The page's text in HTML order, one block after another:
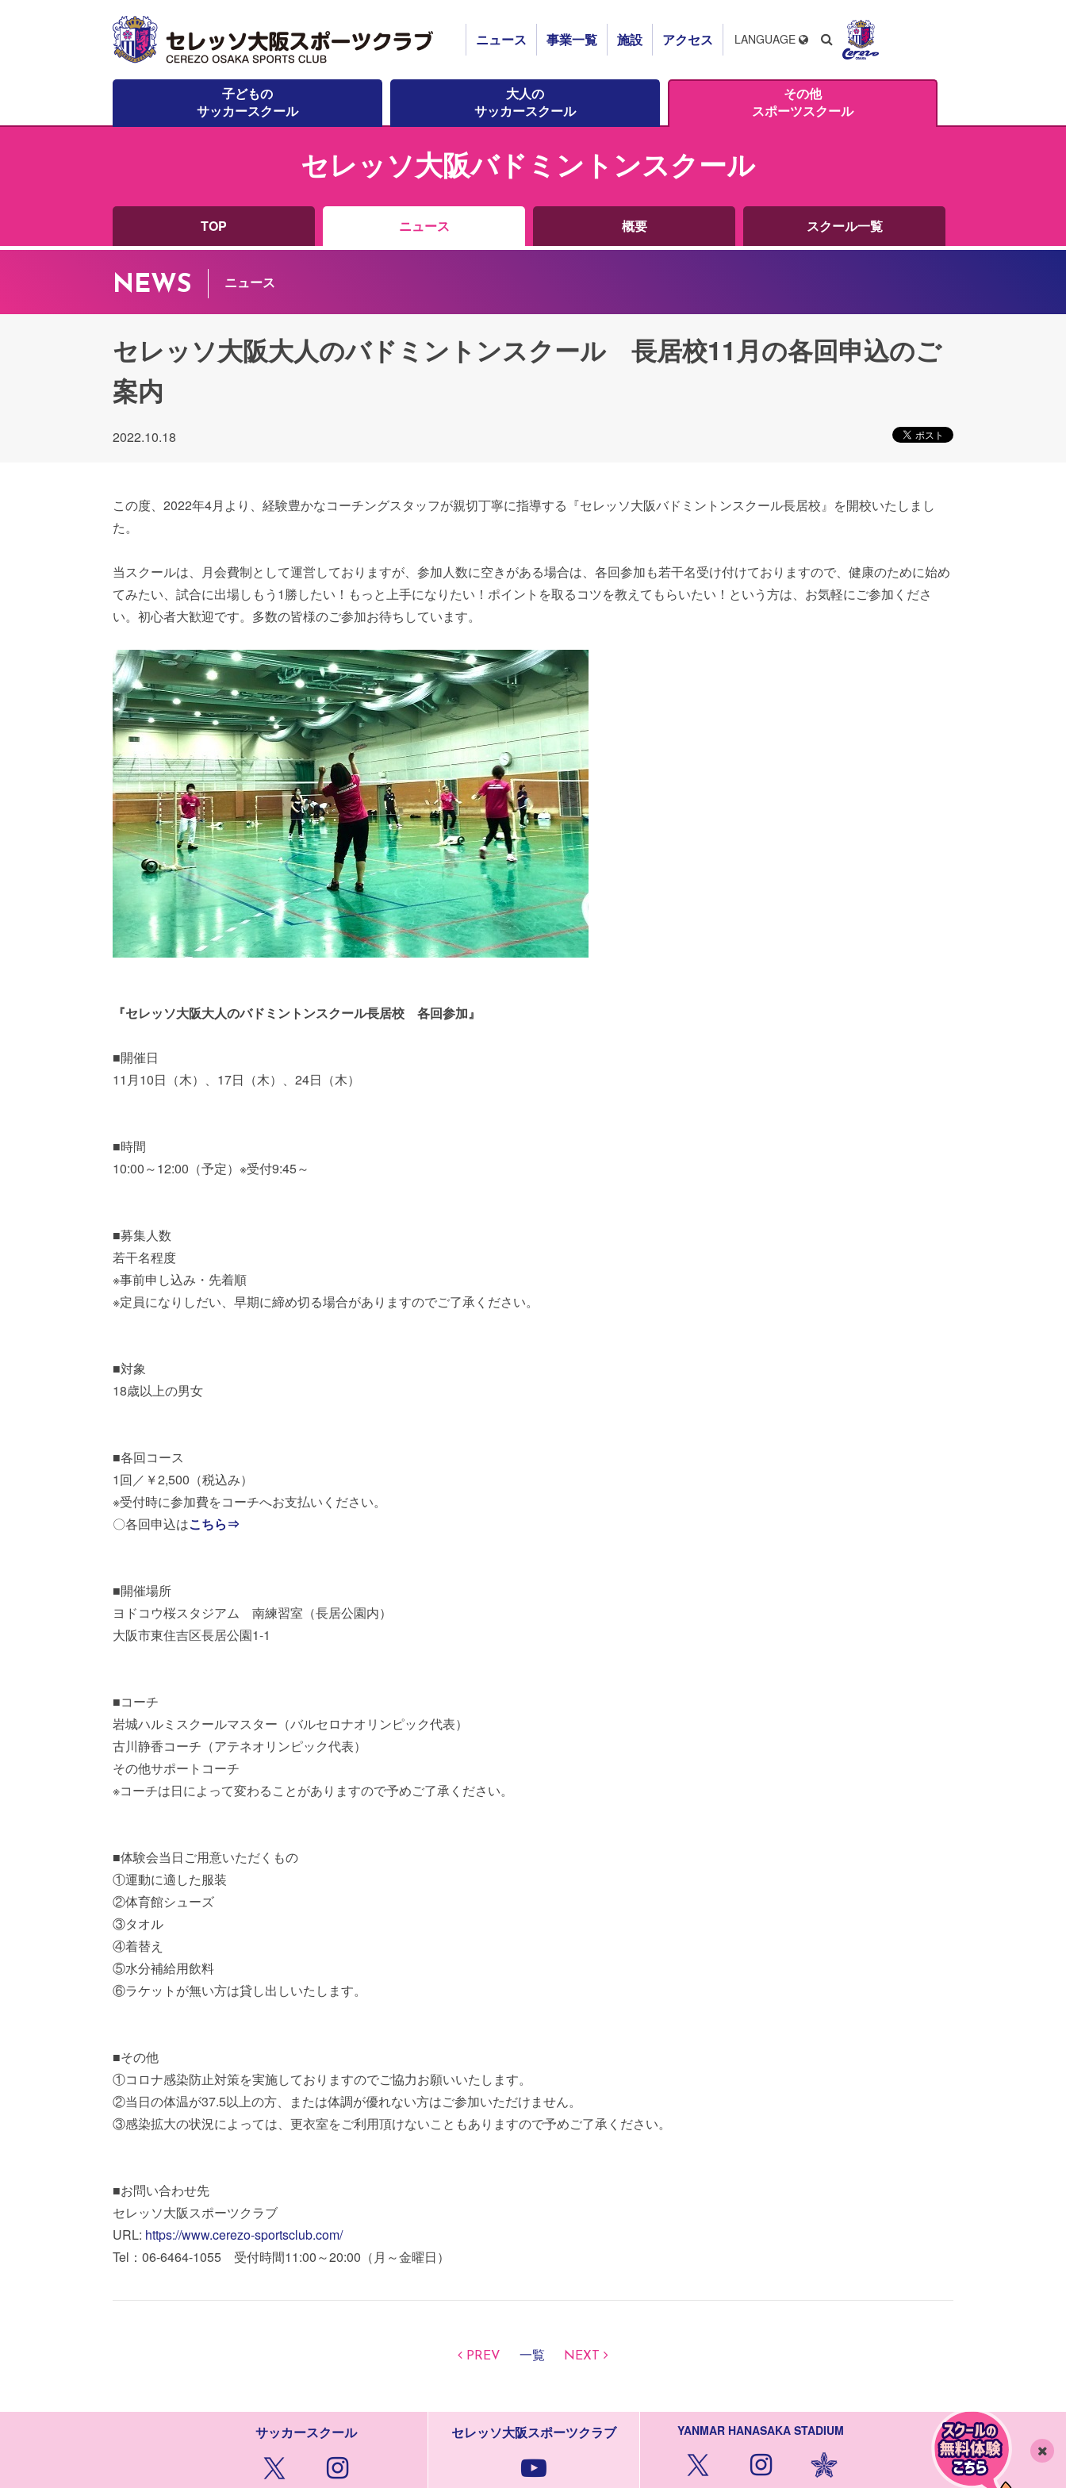
ニュース 事業一覧 施設 アクセス
子どもの
サッカースクール
大人の
サッカースクール
その他
スポーツスクール
LANGUAGE
セレッソ大阪バドミントンスクール
TOP ニュース 概要 スクール一覧
NEWS ニュース
セレッソ大阪大人のバドミントンスクール 長居校11月の各回申込のご
案内
2022.10.18
この度、2022年4月より、経験豊かなコーチングスタッフが親切丁寧に指導する『セレッソ大阪バドミントンスクール長居校』を開校いたしまし
た。
当スクールは、月会費制として運営しておりますが、参加人数に空きがある場合は、各回参加も若干名受け付けておりますので、健康のために始め
てみたい、試合に出場しもう1勝したい！もっと上手になりたい！ポイントを取るコツを教えてもらいたい！という方は、お気軽にご参加くださ
い。初心者大歓迎です。多数の皆様のご参加お待ちしています。
『セレッソ大阪大人のバドミントンスクール長居校 各回参加』
■開催日
11月10日（木）、17日（木）、24日（木）
■時間
10:00～12:00（予定）※受付9:45～
■募集人数
若干名程度
※事前申し込み・先着順
※定員になりしだい、早期に締め切る場合がありますのでご了承ください。
■対象
18歳以上の男女
■各回コース
1回／￥2,500（税込み）
※受付時に参加費をコーチへお支払いください。
〇各回申込はこちら⇒
■開催場所
ヨドコウ桜スタジアム 南練習室（長居公園内）
大阪市東住吉区長居公園1-1
■コーチ
岩城ハルミスクールマスター（バルセロナオリンピック代表）
古川静香コーチ（アテネオリンピック代表）
その他サポートコーチ
※コーチは日によって変わることがありますので予めご了承ください。
■体験会当日ご用意いただくもの
①運動に適した服装
②体育館シューズ
③タオル
④着替え
⑤水分補給用飲料
⑥ラケットが無い方は貸し出しいたします。
■その他
①コロナ感染防止対策を実施しておりますのでご協力お願いいたします。
②当日の体温が37.5以上の方、または体調が優れない方はご参加いただけません。
③感染拡大の状況によっては、更衣室をご利用頂けないこともありますので予めご了承ください。
■お問い合わせ先
セレッソ大阪スポーツクラブ
URL: https://www.cerezo-sportsclub.com/
Tel：06-6464-1055 受付時間11:00～20:00（月～金曜日）
PREV 一覧 NEXT
サッカースクール セレッソ大阪スポーツクラブ YANMAR HANASAKA STADIUM